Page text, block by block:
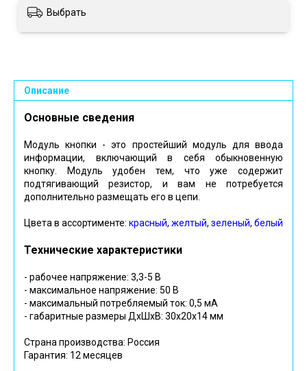
Выбрать
Описание
Основные сведения
Модуль кнопки - это простейший модуль для ввода
информации, включающий в себя обыкновенную
кнопку. Модуль удобен тем, что уже содержит
подтягивающий резистор, и вам не потребуется
дополнительно размещать его в цепи.
Цвета в ассортименте: красный, желтый, зеленый, белый
Технические характеристики
- рабочее напряжение: 3,3-5 В
- максимальное напряжение: 50 В
- максимальный потребляемый ток: 0,5 мА
- габаритные размеры ДхШхВ: 30х20х14 мм
Страна производства: Россия
Гарантия: 12 месяцев